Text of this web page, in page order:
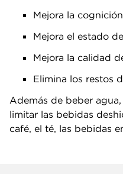
Mejora la cognición
Mejora el estado
Mejora la calidad
Elimina los restos
Además de beber
limitar las bebidas
café, el té, las bebidas